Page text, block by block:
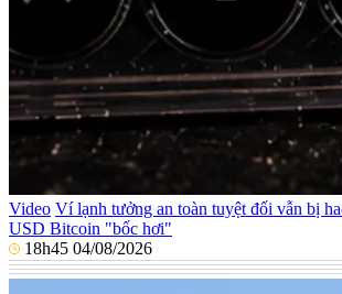
Video Ví lạnh tưởng an toàn tuyệt đối vẫn bị
USD Bitcoin "bốc hơi"
18h45 04/08/2026